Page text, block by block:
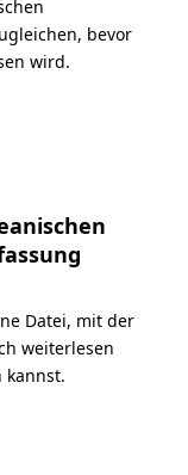
bevor
wird.
Datei, mit der
weiterlesen
kannst.